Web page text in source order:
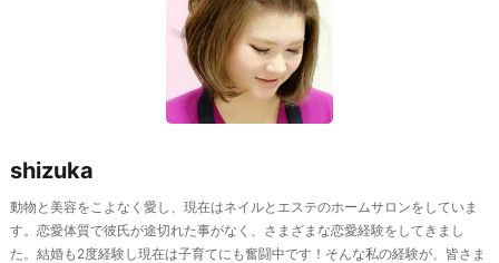
shizuka
動物と美容をこよなく愛し、現在はネイルとエステのホームサロンをしていま
す。恋愛体質で彼氏が途切れた事がなく、さまざまな恋愛経験をしてきまし
た。結婚も2度経験し現在は子育てにも奮闘中です！そんな私の経験が、皆さま